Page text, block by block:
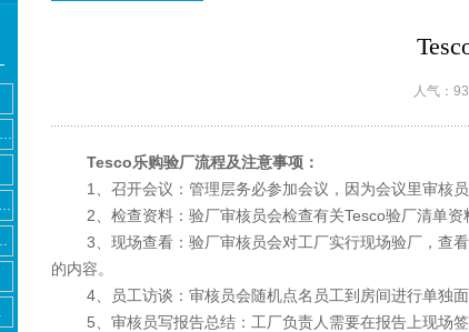
人气：
Tesco乐购验厂流程及注意事项：
1、召开会议：管理层务必参加会议，因为会议里审核员
2、检查资料：验厂审核员会检查有关Tesco验厂清单资
3、现场查看：验厂审核员会对工厂实行现场验厂，查看
的内容。
4、员工访谈：审核员会随机点名员工到房间进行单独面
5、审核员写报告总结：工厂负责人需要在报告上现场签